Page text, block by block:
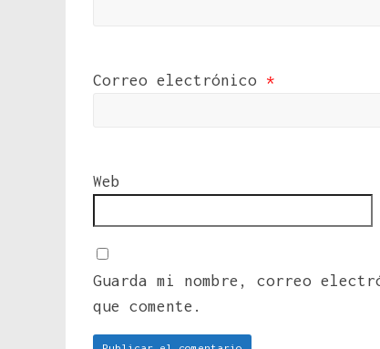
Correo electrónico *
Web
Guarda mi nombre, correo
que comente.